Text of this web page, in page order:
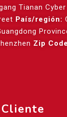
Tianan
País/región:
Zip